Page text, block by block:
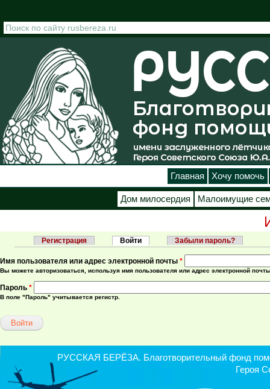
Главная Хочу помочь
Дом милосердия Малоимущие
Главные вкладки
Регистрация Войти (активная вкладка)
Забыли пароль?
Имя пользователя или адрес электронной почты *
Вы можете авторизоваться, используя имя пользователя или адрес электронной
Пароль *
В поле "Пароль" учитывается регистр.
РУССКАЯ БЕРЁЗА. Благотворительный фонд
Героя